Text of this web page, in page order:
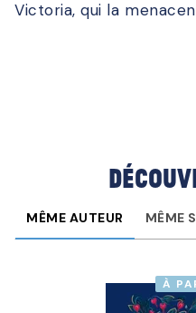
Victoria, qui la
MÊME AUTEUR MÊME
À